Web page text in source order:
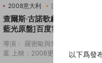
2008意大利
演唱會
查爾斯·古諾歌劇：羅密歐與
藍光原盤]百度雲網盤下載
下載磁力鏈接
導演： 羅密歐與朱麗葉 主演： 羅
葉 上映：2008更...
以下爲發